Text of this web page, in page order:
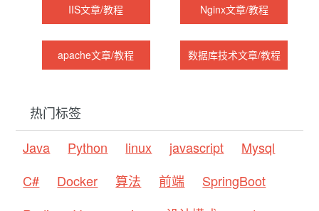
IIS文章/教程 Nginx文章/教程
apache文章/教程 数据库技术文章/教程
热门标签
Java
Python linux javascript
Mysql
C#
Docker 算法 前端
SpringBoot